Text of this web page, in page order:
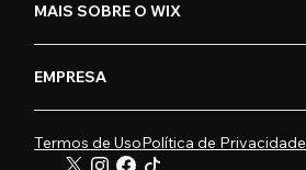
MAIS SOBRE O WIX
EMPRESA
Termos de UsoPolítica de Privacidade